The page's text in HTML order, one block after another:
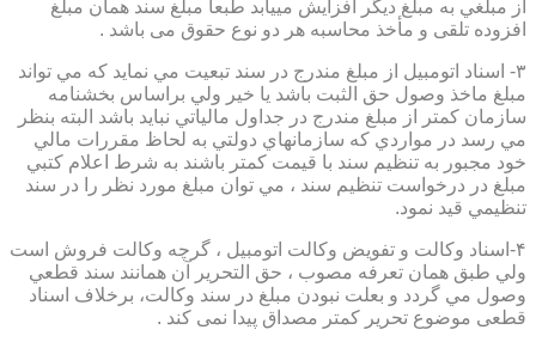
از مبلغي به مبلغ ديگر افزايش مييابد طبعا مبلغ سند همان مبلغ
افزوده تلقی و مأخذ محاسبه هر دو نوع حقوق می باشد .
۳- اسناد اتومبيل از مبلغ مندرج در سند تبعيت مي نمايد كه مي تواند
مبلغ ماخذ وصول حق الثبت باشد يا خير ولي براساس بخشنامه
سازمان كمتر از مبلغ مندرج در جداول مالياتي نبايد باشد البته بنظر
مي رسد در مواردي كه سازمانهاي دولتي به لحاظ مقررات مالي
خود مجبور به تنظيم سند با قيمت كمتر باشند به شرط اعلام كتبي
مبلغ در درخواست تنظيم سند ، مي توان مبلغ مورد نظر را در سند
تنظيمي قيد نمود.
۴-اسناد وكالت و تفويض وكالت اتومبيل ، گرچه وكالت فروش است
ولي طبق همان تعرفه مصوب ، حق التحرير آن همانند سند قطعي
وصول مي گردد و بعلت نبودن مبلغ در سند وكالت، برخلاف اسناد
قطعی موضوع تحریر کمتر مصداق پیدا نمی کند .